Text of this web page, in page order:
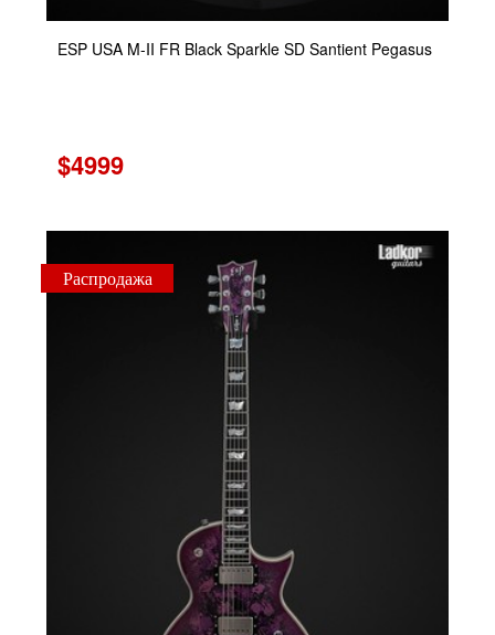
ESP USA M-II FR Black Sparkle SD Santient Pegasus
$4999
Распродажа